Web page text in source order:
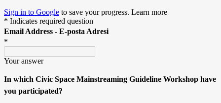
Sign in to Google to save your progress. Learn more
* Indicates required question
Email Address - E-posta Adresi
*
Your answer
In which Civic Space Mainstreaming Guideline Workshop have
you participated?